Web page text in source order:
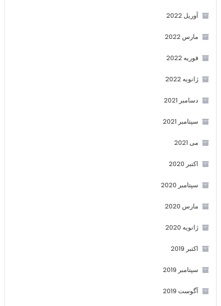
آوریل 2022
مارس 2022
فوریه 2022
ژانویه 2022
دسامبر 2021
سپتامبر 2021
می 2021
اکتبر 2020
سپتامبر 2020
مارس 2020
ژانویه 2020
اکتبر 2019
سپتامبر 2019
آگوست 2019